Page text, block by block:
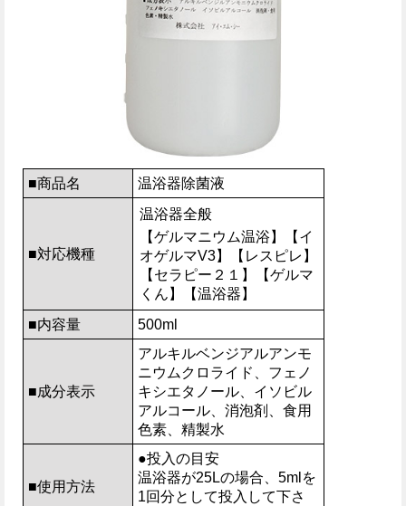
■商品名 温浴器除菌液
■対応機種
温浴器全般
【ゲルマニウム温浴】【イ
オゲルマV3】【レスピレ】
【セラピー２１】【ゲルマ
くん】【温浴器】
■内容量
500ml
■成分表示
アルキルベンジアルアンモ
ニウムクロライド、フェノ
キシエタノール、イソビル
アルコール、消泡剤、食用
色素、精製水
■使用方法
●投入の目安
温浴器が25Lの場合、5mlを
1回分として投入して下さ